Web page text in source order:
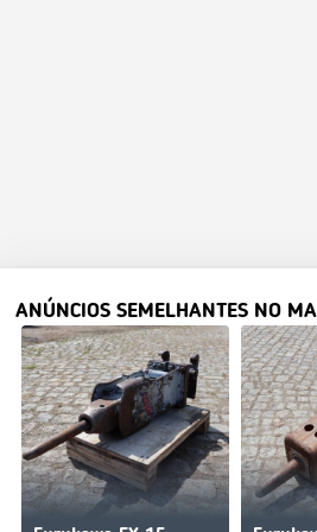
ANÚNCIOS SEMELHANTES NO